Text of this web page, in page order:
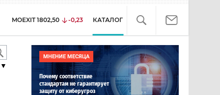
MOEXIT 1802,50 -0,23 КАТАЛОГ
МНЕНИЕ МЕСЯЦА
Почему соответствие
стандартам не гарантирует
защиту от киберугроз